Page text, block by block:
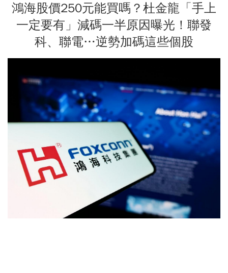
鴻海股價250元能買嗎？杜金龍「手上
一定要有」減碼一半原因曝光！聯發
科、聯電…逆勢加碼這些個股